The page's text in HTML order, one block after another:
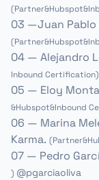
03 —Juan Pablo
04 — Alejandro
Inbound Certification)
05 — Eloy
&Hubspot&Inbound
06 — Marina
Karma.
07 — Pedro
) @pgarciaoliva